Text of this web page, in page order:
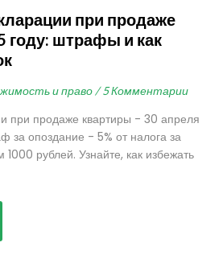
при продаже
году: штрафы и как
и право / 5 Комментарии
при продаже квартиры - 30 апреля
за опоздание - 5% от налога за
рублей. Узнайте, как избежать